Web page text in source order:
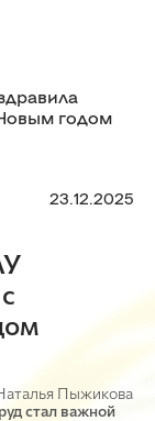
годом
23.12.2025
Пыжикова
стал важной